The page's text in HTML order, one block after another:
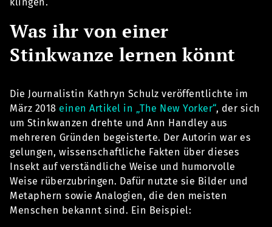
Was ihr von einer
Stinkwanze lernen könnt
Die Journalistin Kathryn Schulz veröffentlichte im
März 2018 einen Artikel in „The New Yorker“, der sich
um Stinkwanzen drehte und Ann Handley aus
mehreren Gründen begeisterte. Der Autorin war es
gelungen, wissenschaftliche Fakten über dieses
Insekt auf verständliche Weise und humorvolle
Weise rüberzubringen. Dafür nutzte sie Bilder und
Metaphern sowie Analogien, die den meisten
Menschen bekannt sind. Ein Beispiel: